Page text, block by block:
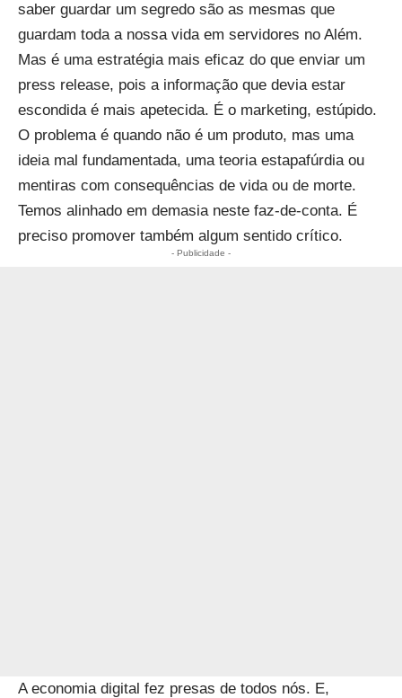
saber guardar um segredo são as mesmas que
guardam toda a nossa vida em servidores no Além.
Mas é uma estratégia mais eficaz do que enviar um
press release, pois a informação que devia estar
escondida é mais apetecida. É o marketing, estúpido.
O problema é quando não é um produto, mas uma
ideia mal fundamentada, uma teoria estapafúrdia ou
mentiras com consequências de vida ou de morte.
Temos alinhado em demasia neste faz-de-conta. É
preciso promover também algum sentido crítico.
- Publicidade -
A economia digital fez presas de todos nós. E,